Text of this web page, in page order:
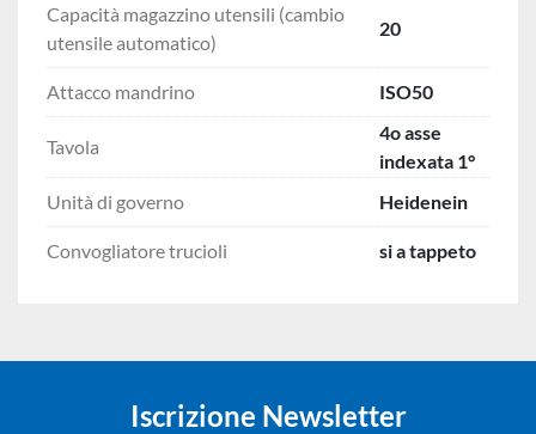
Capacità magazzino utensili (cambio
utensile automatico)
20
Attacco mandrino ISO50
Tavola
4o asse
indexata 1°
Unità di governo
Heidenein
Convogliatore trucioli si a tappeto
Iscrizione Newsletter